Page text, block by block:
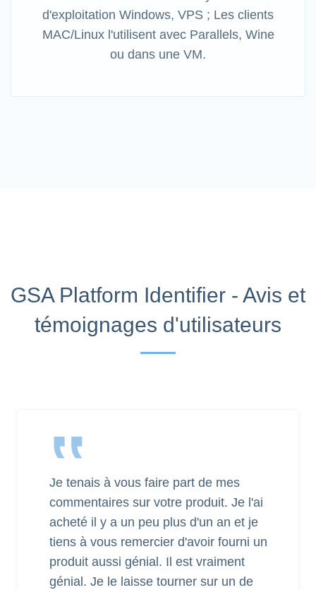
d'exploitation Windows, VPS ; Les clients
MAC/Linux l'utilisent avec Parallels, Wine
ou dans une VM.
GSA Platform Identifier - Avis et
témoignages d'utilisateurs
‟
Je tenais à vous faire part de mes
commentaires sur votre produit. Je l'ai
acheté il y a un peu plus d'un an et je
tiens à vous remercier d'avoir fourni un
produit aussi génial. Il est vraiment
génial. Je le laisse tourner sur un de